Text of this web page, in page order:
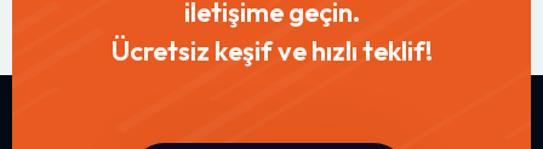
iletişime geçin.
Ücretsiz keşif ve hızlı teklif!